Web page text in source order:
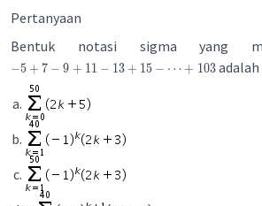
Pertanyaan
Bentuk notasi sigma yang
−5 + 7 − 9 + 11 − 13 + 15 − ⋯ + 103adalah